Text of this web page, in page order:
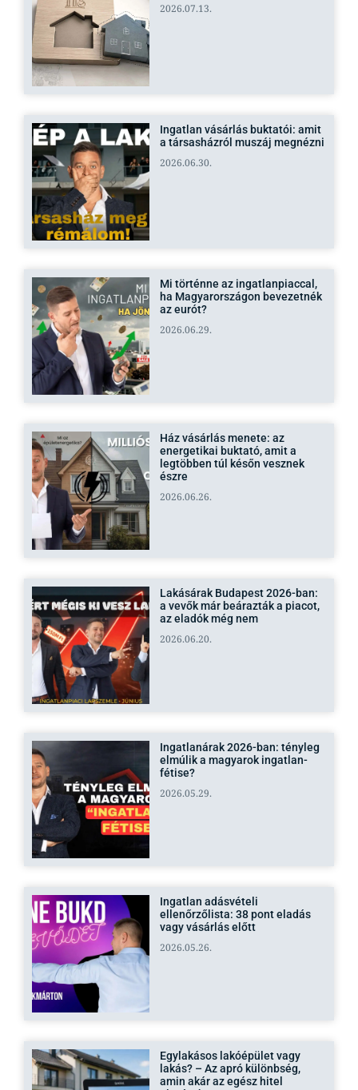
2026.07.13.
Ingatlan vásárlás buktatói: amit
a társasházról muszáj megnézni
2026.06.30.
Mi történne az ingatlanpiaccal,
ha Magyarországon bevezetnék
az eurót?
2026.06.29.
Ház vásárlás menete: az
energetikai buktató, amit a
legtöbben túl későn vesznek
észre
2026.06.26.
Lakásárak Budapest 2026-ban:
a vevők már beárazták a piacot,
az eladók még nem
2026.06.20.
Ingatlanárak 2026-ban: tényleg
elmúlik a magyarok ingatlan-
fétise?
2026.05.29.
Ingatlan adásvételi
ellenőrzőlista: 38 pont eladás
vagy vásárlás előtt
2026.05.26.
Egylakásos lakóépület vagy
lakás? – Az apró különbség,
amin akár az egész hitel